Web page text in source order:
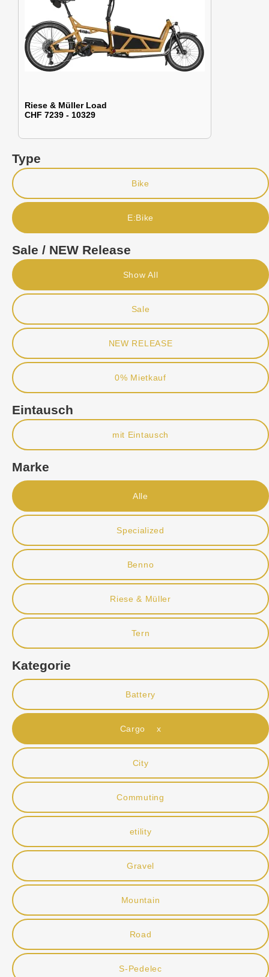
Riese & Müller Load
CHF 7239 - 10329
Type
Bike
E:Bike
Sale / NEW Release
Show All
Sale
NEW RELEASE
0% Mietkauf
Eintausch
mit Eintausch
Marke
Alle
Specialized
Benno
Riese & Müller
Tern
Kategorie
Battery
Cargo x
City
Commuting
etility
Gravel
Mountain
Road
S-Pedelec